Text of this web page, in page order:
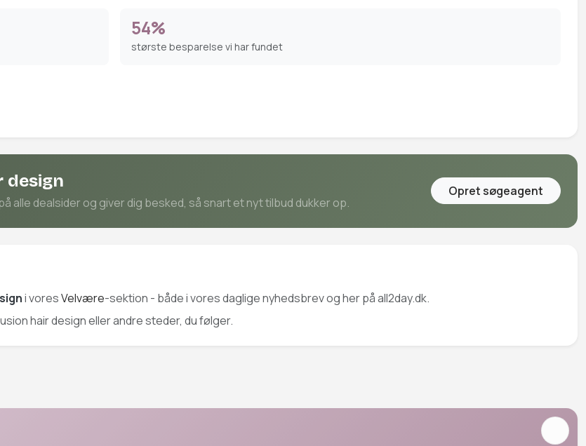
54%
største besparelse vi har fundet
design
alle dealsider og giver dig besked, så snart et nyt tilbud dukker op.
Opret søgeagent
i voresVelvære-sektion - både i vores daglige nyhedsbrev og her på all2day.dk.
hair design eller andre steder, du følger.